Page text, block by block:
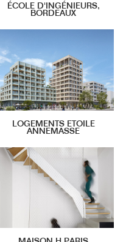
ÉCOLE D'INGÉNIEURS,
BORDEAUX
LOGEMENTS ETOILE
ANNEMASSE